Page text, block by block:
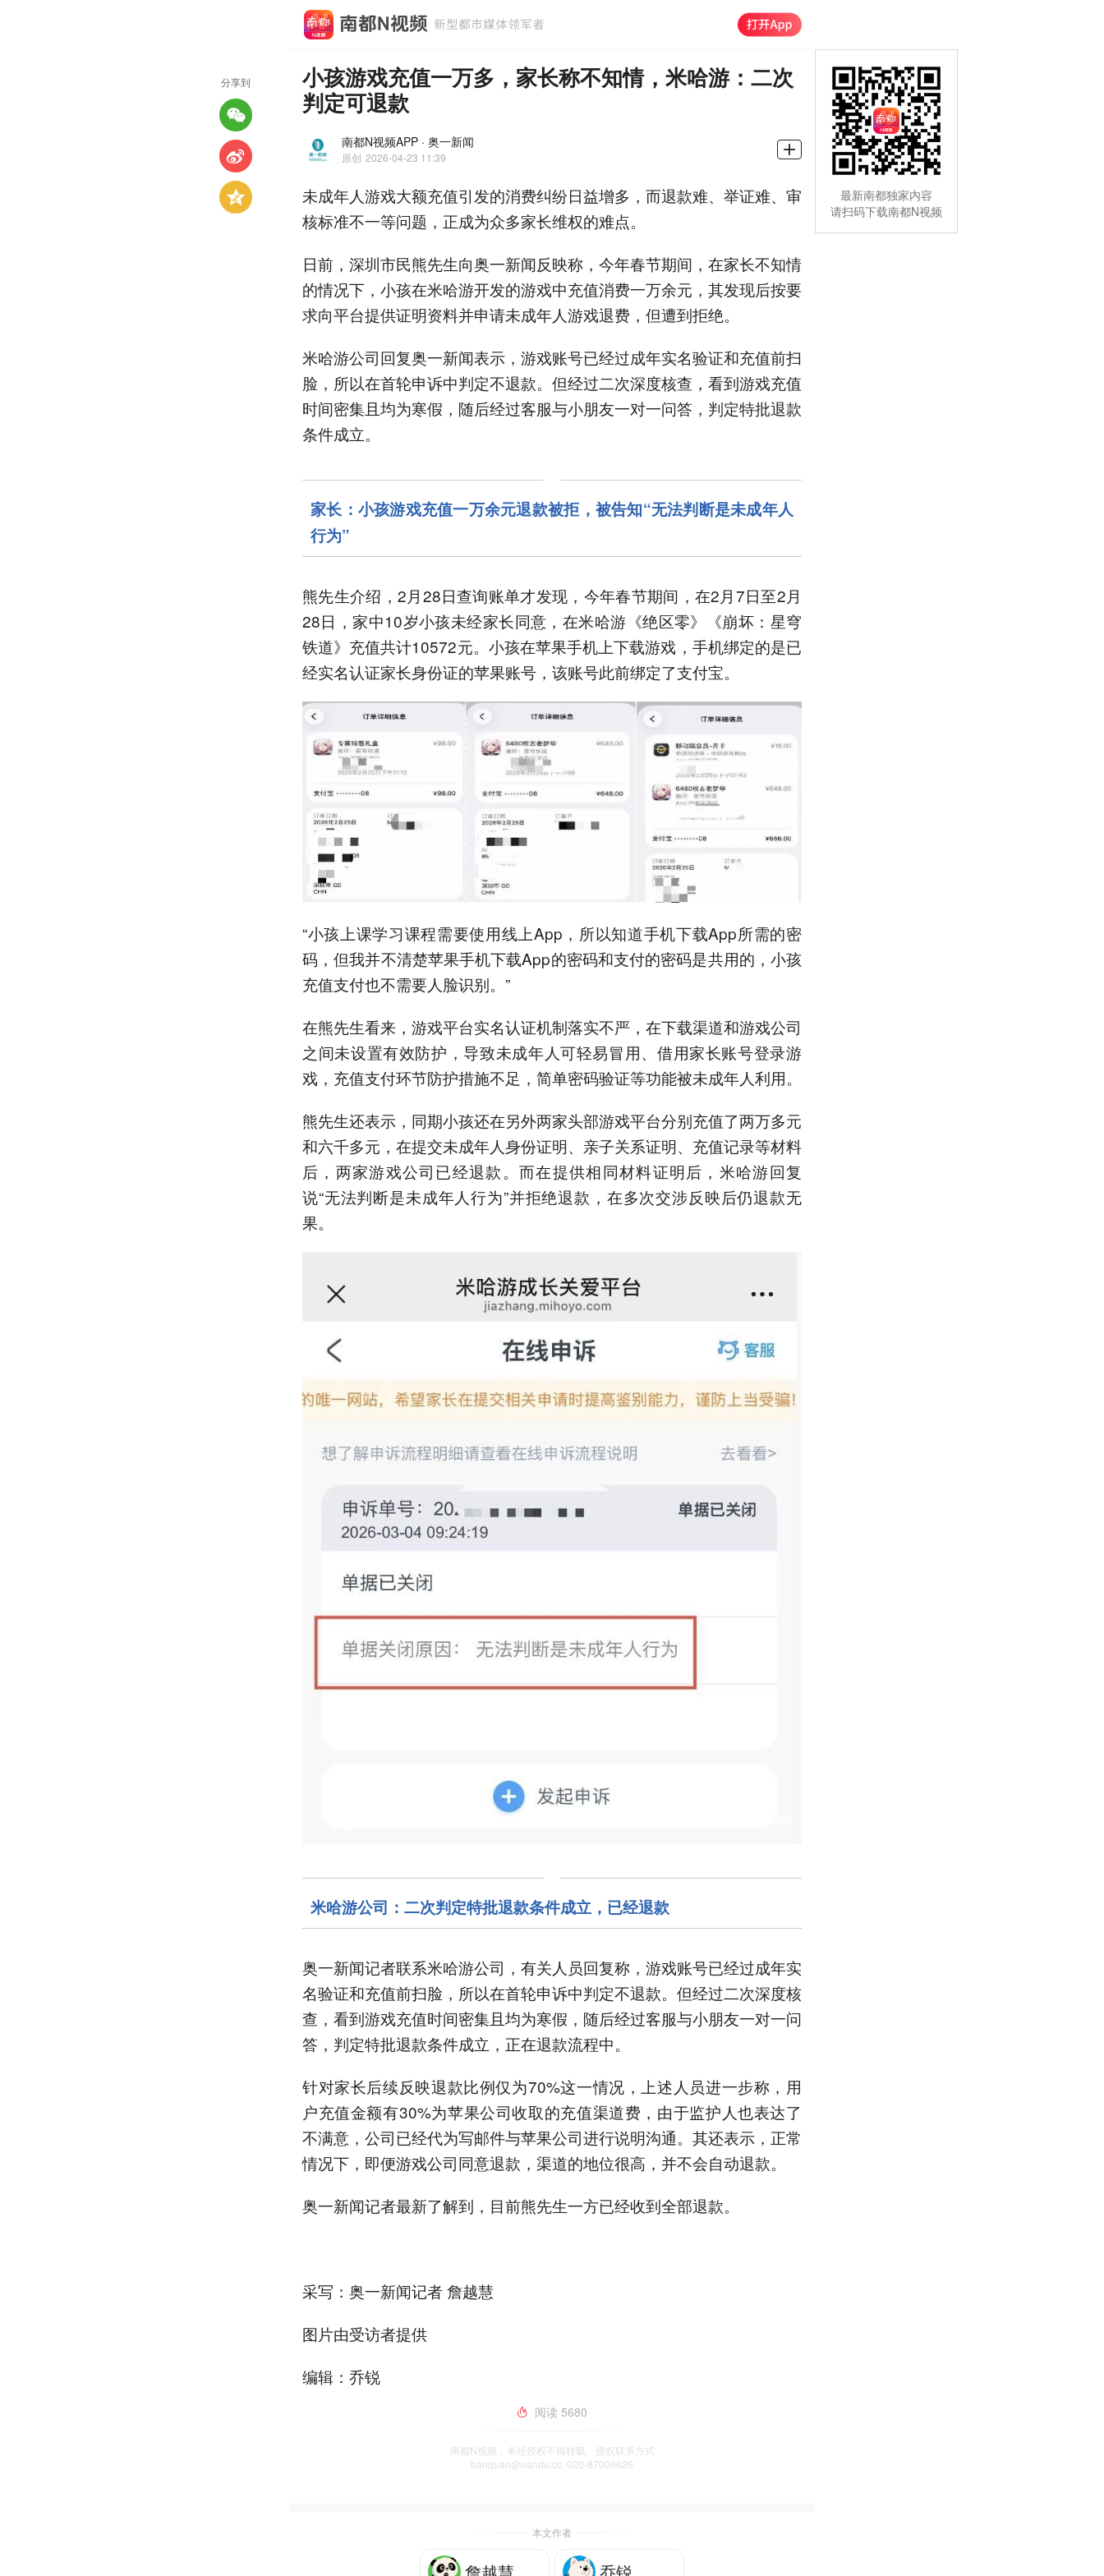
小孩游戏充值一万多，家长称不知情，米哈游：二次
判定可退款
南都N视频APP · 奥一新闻
原创 2026-04-23 11:39
未成年人游戏大额充值引发的消费纠纷日益增多，而退款难、举证难、审
核标准不一等问题，正成为众多家长维权的难点。
日前，深圳市民熊先生向奥一新闻反映称，今年春节期间，在家长不知情
的情况下，小孩在米哈游开发的游戏中充值消费一万余元，其发现后按要
求向平台提供证明资料并申请未成年人游戏退费，但遭到拒绝。
米哈游公司回复奥一新闻表示，游戏账号已经过成年实名验证和充值前扫
脸，所以在首轮申诉中判定不退款。但经过二次深度核查，看到游戏充值
时间密集且均为寒假，随后经过客服与小朋友一对一问答，判定特批退款
条件成立。
家长：小孩游戏充值一万余元退款被拒，被告知“无法判断是未成年人
行为”
熊先生介绍，2月28日查询账单才发现，今年春节期间，在2月7日至2月
28日，家中10岁小孩未经家长同意，在米哈游《绝区零》《崩坏：星穹
铁道》充值共计10572元。小孩在苹果手机上下载游戏，手机绑定的是已
经实名认证家长身份证的苹果账号，该账号此前绑定了支付宝。
“小孩上课学习课程需要使用线上App，所以知道手机下载App所需的密
码，但我并不清楚苹果手机下载App的密码和支付的密码是共用的，小孩
充值支付也不需要人脸识别。”
在熊先生看来，游戏平台实名认证机制落实不严，在下载渠道和游戏公司
之间未设置有效防护，导致未成年人可轻易冒用、借用家长账号登录游
戏，充值支付环节防护措施不足，简单密码验证等功能被未成年人利用。
熊先生还表示，同期小孩还在另外两家头部游戏平台分别充值了两万多元
和六千多元，在提交未成年人身份证明、亲子关系证明、充值记录等材料
后，两家游戏公司已经退款。而在提供相同材料证明后，米哈游回复
说“无法判断是未成年人行为”并拒绝退款，在多次交涉反映后仍退款无
果。
米哈游公司：二次判定特批退款条件成立，已经退款
奥一新闻记者联系米哈游公司，有关人员回复称，游戏账号已经过成年实
名验证和充值前扫脸，所以在首轮申诉中判定不退款。但经过二次深度核
查，看到游戏充值时间密集且均为寒假，随后经过客服与小朋友一对一问
答，判定特批退款条件成立，正在退款流程中。
针对家长后续反映退款比例仅为70%这一情况，上述人员进一步称，用
户充值金额有30%为苹果公司收取的充值渠道费，由于监护人也表达了
不满意，公司已经代为写邮件与苹果公司进行说明沟通。其还表示，正常
情况下，即便游戏公司同意退款，渠道的地位很高，并不会自动退款。
奥一新闻记者最新了解到，目前熊先生一方已经收到全部退款。
采写：奥一新闻记者 詹越慧
图片由受访者提供
编辑：乔锐
阅读 5680
南都N视频，未经授权不得转载、授权联系方式
banquan@nandu.cc. 020-87006626
本文作者
詹越慧 乔锐
分享到
最新南都独家内容
请扫码下载南都N视频